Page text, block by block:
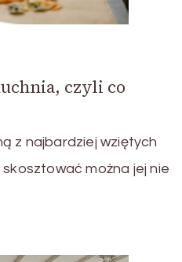
czyli co
z najbardziej wziętych
skosztować można jej nie